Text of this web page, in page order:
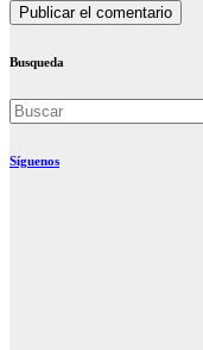
Busqueda
Síguenos